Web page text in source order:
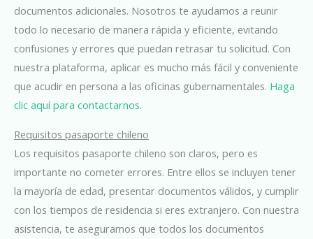
documentos adicionales. Nosotros te ayudamos a reunir
todo lo necesario de manera rápida y eficiente, evitando
confusiones y errores que puedan retrasar tu solicitud. Con
nuestra plataforma, aplicar es mucho más fácil y conveniente
que acudir en persona a las oficinas gubernamentales. Haga
clic aquí para contactarnos.
Requisitos pasaporte chileno
Los requisitos pasaporte chileno son claros, pero es
importante no cometer errores. Entre ellos se incluyen tener
la mayoría de edad, presentar documentos válidos, y cumplir
con los tiempos de residencia si eres extranjero. Con nuestra
asistencia, te aseguramos que todos los documentos